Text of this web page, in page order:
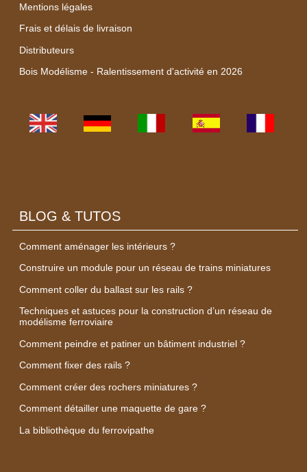
Mentions légales
Frais et délais de livraison
Distributeurs
Bois Modélisme - Ralentissement d'activité en 2026
BLOG & TUTOS
Comment aménager les intérieurs ?
Construire un module pour un réseau de trains miniatures
Comment coller du ballast sur les rails ?
Techniques et astuces pour la construction d’un réseau de
modélisme ferroviaire
Comment peindre et patiner un bâtiment industriel ?
Comment fixer des rails ?
Comment créer des rochers miniatures ?
Comment détailler une maquette de gare ?
La bibliothèque du ferrovipathe